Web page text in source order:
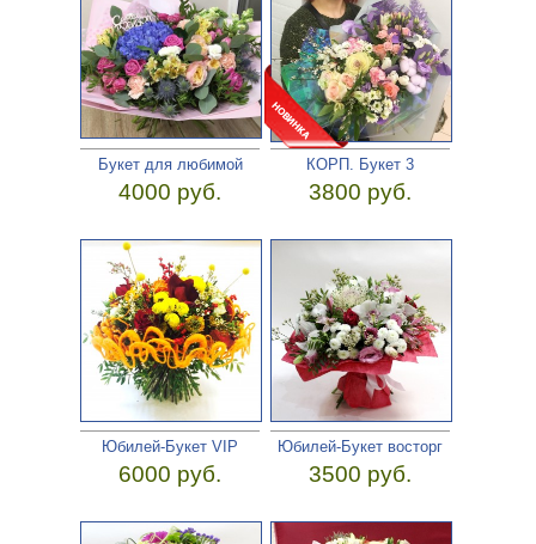
Букет для любимой
4000 руб.
КОРП. Букет 3
3800 руб.
Юбилей-Букет VIP
6000 руб.
Юбилей-Букет восторг
3500 руб.